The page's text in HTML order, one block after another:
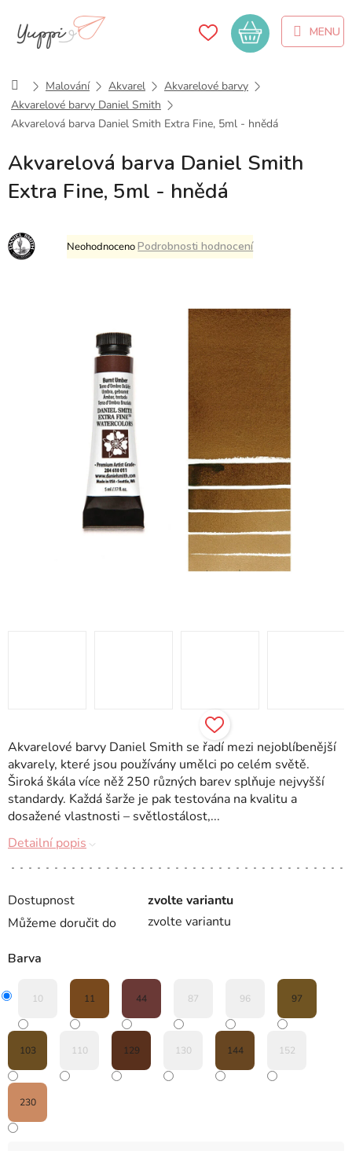
obsah
Nákupní
košík
DomůMalování Akvarel
Akvarelové barvy
Akvarelové barvy Daniel Smith
Akvarelová barva Daniel Smith Extra Fine, 5ml - hnědá
Akvarelová barva Daniel Smith
Extra Fine, 5ml - hnědá
Průměrné
hodnocení
hvězdiček.
NeohodnocenoPodrobnosti hodnocení
Dostupnost
zvolte variantu
Můžeme doručit do
zvolte variantu
Barva
10 11 44 87 96 97
103 110 129 130 144 152
230
Akvarelové barvy Daniel Smith se řadí mezi nejoblíbenější
akvarely, které jsou používány umělci po celém světě.
Široká škála více něž 250 různých barev splňuje nejvyšší
standardy. Každá šarže je pak testována na kvalitu a
dosažené vlastnosti – světlostálost,...
Detailní popis